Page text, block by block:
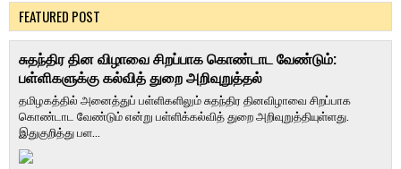
FEATURED POST
சுதந்திர தின விழாவை சிறப்பாக கொண்டாட வேண்டும்:
பள்ளிகளுக்கு கல்வித் துறை அறிவுறுத்தல்
தமிழகத்தில் அனைத்துப் பள்ளிகளிலும் சுதந்திர தினவிழாவை சிறப்பாக
கொண்டாட வேண்டும் என்று பள்ளிக்கல்வித் துறை அறிவுறுத்தியுள்ளது.
இதுகுறித்து பள...